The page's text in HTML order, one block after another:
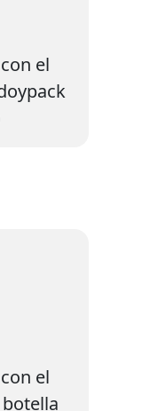
el
el